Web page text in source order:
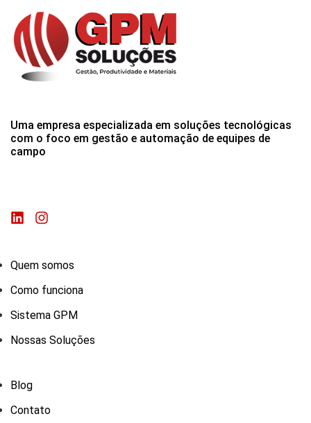
Uma empresa especializada em soluções tecnológicas
com o foco em gestão e automação de equipes de
campo
Quem somos
Como funciona
Sistema GPM
Nossas Soluções
Blog
Contato